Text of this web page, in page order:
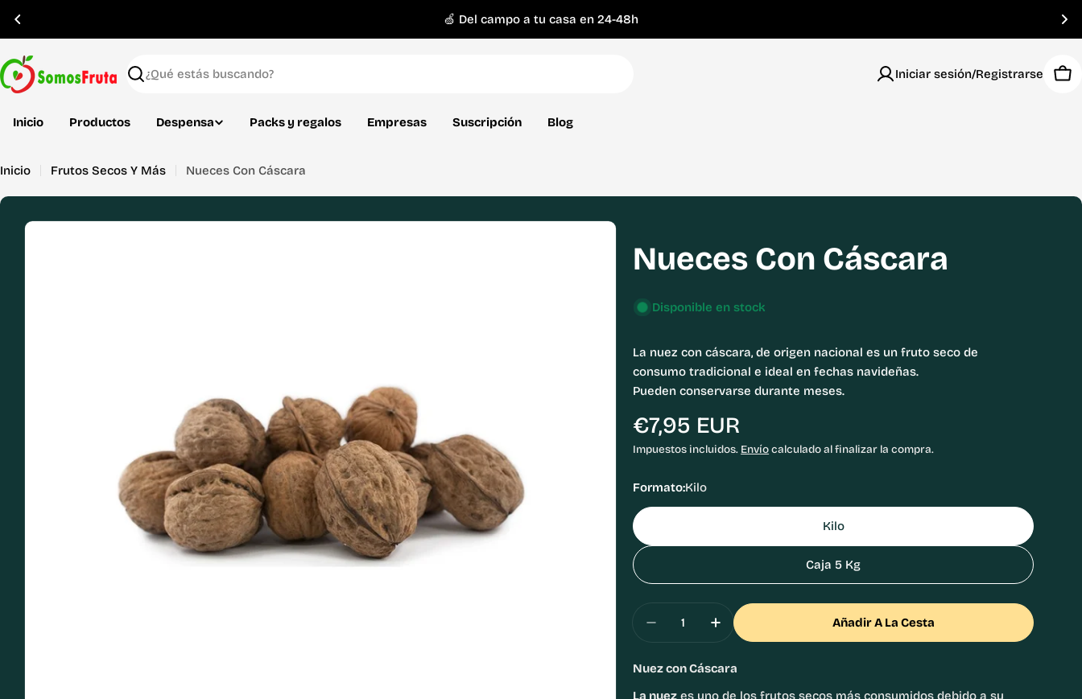
🍏 Del campo a tu casa en 24-48h
Buscar
Iniciar sesión/Registrarse
Inicio Productos Despensa Packs y regalos Empresas Suscripción Blog
Inicio Frutos Secos Y Más Nueces Con Cáscara
Abrir medios 0 en modal
Nueces Con Cáscara
Disponible en stock
La nuez con cáscara, de origen nacional es un fruto seco de
consumo tradicional e ideal en fechas navideñas.
Pueden conservarse durante meses.
Precio
habitual
€7,95 EUR
Impuestos incluidos. Envíocalculado al finalizar la compra.
Formato:Kilo
Kilo
Caja 5 Kg
Disminuir Cantidad Para Nueces Con Cáscara
Aumentar Cantidad Para Nueces Con Cáscara
Añadir A La Cesta
Nuez con Cáscara
La nuez es uno de los frutos secos más consumidos debido a su